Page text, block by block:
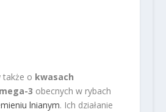
także o kwasach
3 obecnych w rybach
lnianym. Ich działanie